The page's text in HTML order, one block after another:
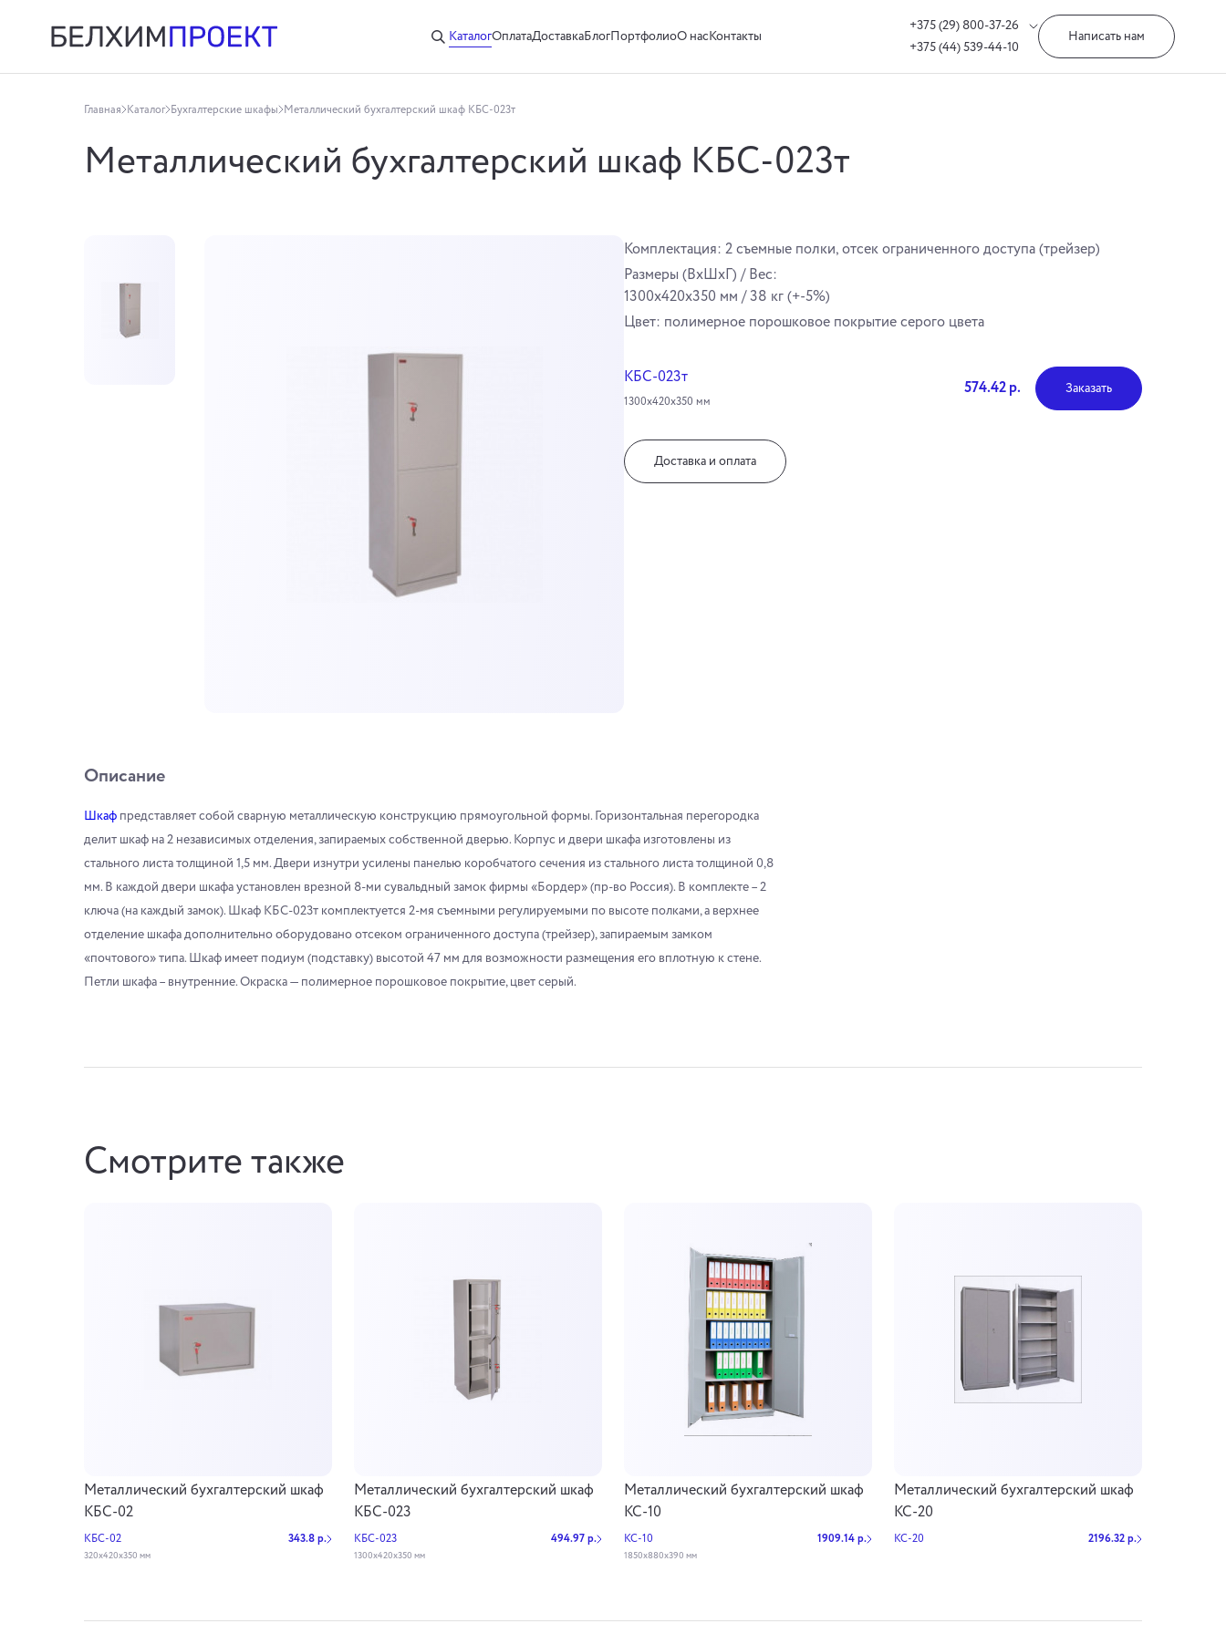
КаталогОплатаДоставкаБлогПортфолиоО насКонтакты
+375 (29) 800-37-26
+375 (44) 539-44-10
Написать нам
Главная Каталог Бухгалтерские шкафы Металлический бухгалтерский шкаф КБС-023т
Металлический бухгалтерский шкаф КБС-023т
Комплектация: 2 съемные полки, отсек ограниченного доступа (трейзер)
Размеры (ВхШхГ) / Вес:
1300х420х350 мм / 38 кг (+-5%)
Цвет: полимерное порошковое покрытие серого цвета
КБС-023т
1300х420х350 мм
574.42 р. Заказать
Доставка и оплата
Описание
Шкаф представляет собой сварную металлическую конструкцию прямоугольной формы. Горизонтальная перегородка
делит шкаф на 2 независимых отделения, запираемых собственной дверью. Корпус и двери шкафа изготовлены из
стального листа толщиной 1,5 мм. Двери изнутри усилены панелью коробчатого сечения из стального листа толщиной 0,8
мм. В каждой двери шкафа установлен врезной 8-ми сувальдный замок фирмы «Бордер» (пр-во Россия). В комплекте – 2
ключа (на каждый замок). Шкаф КБС-023т комплектуется 2-мя съемными регулируемыми по высоте полками, а верхнее
отделение шкафа дополнительно оборудовано отсеком ограниченного доступа (трейзер), запираемым замком
«почтового» типа. Шкаф имеет подиум (подставку) высотой 47 мм для возможности размещения его вплотную к стене.
Петли шкафа – внутренние. Окраска — полимерное порошковое покрытие, цвет серый.
Смотрите также
Металлический бухгалтерский шкаф
КБС-02
КБС-02 343.8 р.
320х420х350 мм
Металлический бухгалтерский шкаф
КБС-023
КБС-023 494.97 р.
1300х420х350 мм
Металлический бухгалтерский шкаф
КС-10
КС-10 1909.14 р.
1850х880х390 мм
Металлический бухгалтерский шкаф
КС-20
КС-20 2196.32 р.